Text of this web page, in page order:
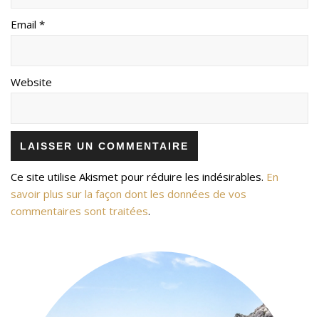
Email *
Website
Ce site utilise Akismet pour réduire les indésirables. En
savoir plus sur la façon dont les données de vos
commentaires sont traitées.